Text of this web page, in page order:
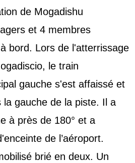
de Mogadishu
et 4 membres
bord. Lors de l'atterrissage
le train
gauche s'est affaissé et
la gauche de la piste. Il a
à près de 180° et a
de l’aéroport.
brié en deux. Un